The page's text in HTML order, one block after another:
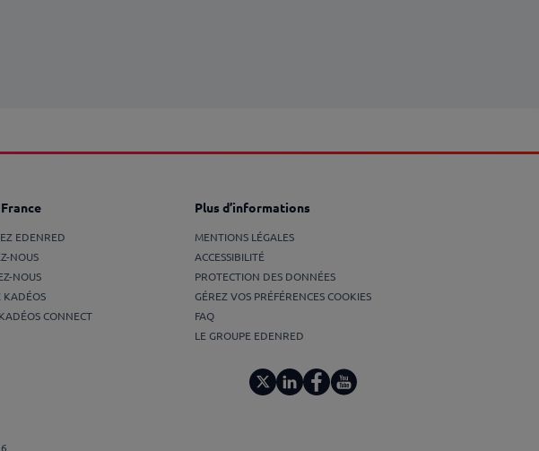
EDENRED
NOUS
NOUS
KADÉOS
CONNECT
Plus d’informations
MENTIONS LÉGALES
ACCESSIBILITÉ
PROTECTION DES DONNÉES
GÉREZ VOS PRÉFÉRENCES COOKIES
FAQ
LE GROUPE EDENRED